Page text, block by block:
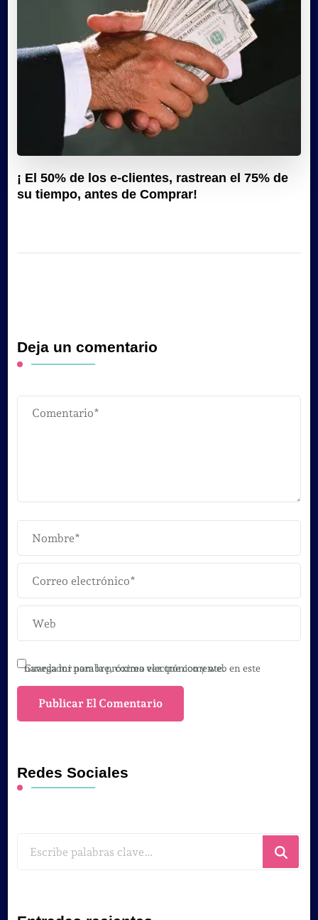
¡ El 50% de los e-clientes, rastrean el 75% de
su tiempo, antes de Comprar!
Deja un comentario
Guarda mi nombre, correo electrónico y web en este navegador para la próxima vez que comente.
Redes Sociales